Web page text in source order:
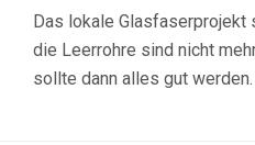
Das lokale Glasfaserprojekt
die Leerrohre sind nicht
sollte dann alles gut